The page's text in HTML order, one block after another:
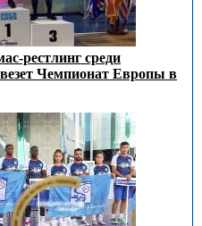
рестлинг среди
Чемпионат Европы в